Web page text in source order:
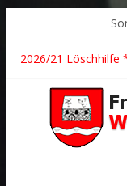
2026/21 Löschhilfe
2026/24 * TH G Y *
2026/23 TH K Y *
2026/22 TH Y *
Der schönste